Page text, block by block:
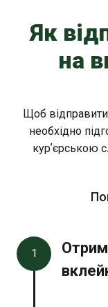
Як
на
Щоб
необхідно
курʼєрською
1